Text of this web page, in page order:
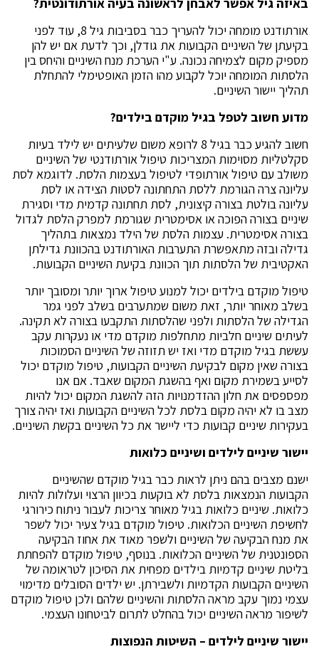
אורתודנט מומחה יכול להעריך כבר בסביבות גיל 8, עוד לפני
בקיעתן של השיניים הקבועות את גודלן, וכך לדעת אם יש להן
מספיק מקום לצמיחה נכונה. ע"י הערכת מנח השיניים והיחס בין
הלסתות המומחה יוכל לקבוע מהו הזמן האופטימלי להתחלת
תהליך יישור השיניים.
מדוע חשוב לטפל בגיל מוקדם בילדים?
חשוב להגיע כבר בגיל 8 לרופא משום שלעיתים יש לילד בעיות
סקלטליות מסוימות המצריכות טיפול אורתודנטי של השיניים
משולב עם טיפול אורתופדי לטיפול בעצמות הלסת. לדוגמא לסת
עליונה צרה הגורמת ללסת התחתונה לסטות הצידה או לסת
עליונה בולטת בצורה קיצונית, לסת תחתונה קדמית מדי וסגירת
שיניים בצורה הפוכה או אסימטרית שגורמת למפרק הלסת לגדול
בצורה אסימטרית. עצמות הלסת של הילד נמצאות בתהליך
גדילה ובזה מתאפשרת התערבות האורתודנט בהכוונת גדילתן
האקטיבית של הלסתות תוך הכוונת בקיעת השיניים הקבועות.
טיפול מוקדם בילדים יכול למנוע טיפול ארוך יותר ומסובך יותר
בשלב מאוחר יותר, זאת משום שמתערבים בשלב לפני גמר
הגדילה של הלסתות ולפני שהלסתות התקבעו בצורה לא תקינה.
לעיתים שיניים חלביות מתחלפות מוקדם מדי או נעקרות עקב
עששת בגיל מוקדם מדי ואז יש תזוזה של השיניים הסמוכות
בצורה שאין מקום לבקיעת השיניים הקבועות, טיפול מוקדם יכול
לסייע בשמירת מקום ואף בהשגת המקום שאבד. אם אנו
מפספסים את חלון ההזדמנויות הזה להשגת המקום יכול להיות
מצב בו לא יהיה מקום בלסת לכל השיניים הקבועות ואז יהיה צורך
בעקירות שיניים קבועות כדי ליישר את כל השיניים בקשת השיניים.
יישור שיניים לילדים ושיניים כלואות
ישנם מצבים בהם ניתן לראות כבר בגיל מוקדם שהשיניים
הקבועות הנמצאות בלסת לא בוקעות בכיוון הרצוי ועלולות להיות
כלואות. שיניים כלואות בגיל מאוחר צריכות לעבור ניתוח כירורגי
לחשיפת השיניים הכלואות. טיפול מוקדם בגיל צעיר יכול לשפר
את מנח הבקיעה של השיניים ולשפר מאוד את אחוז הבקיעה
הספונטנית של השיניים הכלואות. בנוסף, טיפול מוקדם להפחתת
בליטת שיניים קדמיות בילדים מפחית את הסיכון לטראומה של
השיניים הקבועות הקדמיות ולשבירתן. יש ילדים הסובלים מדימוי
עצמי נמוך עקב מראה הלסתות והשיניים שלהם ולכן טיפול מוקדם
לשיפור מראה השיניים יכול בהחלט לתרום לביטחונו העצמי.
יישור שיניים לילדים – השיטות הנפוצות